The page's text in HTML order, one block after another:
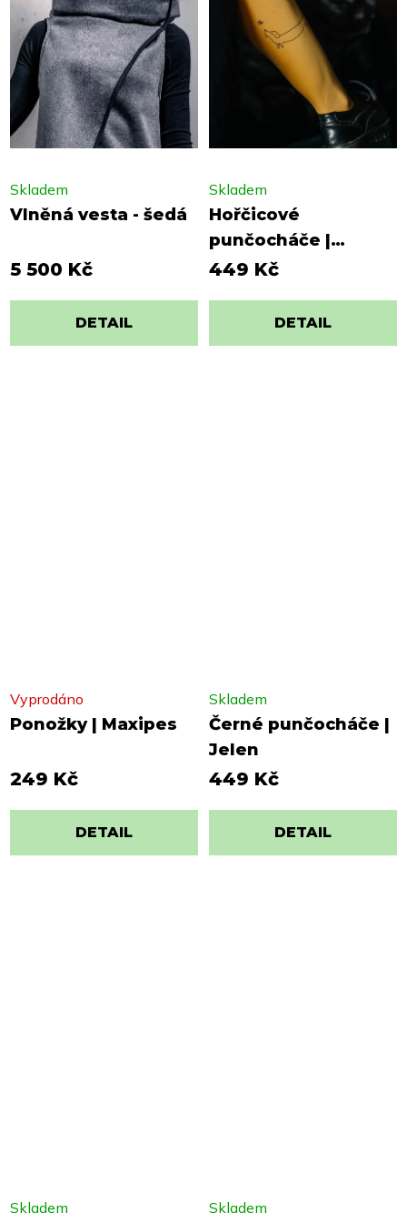
Vlněná vesta - šedá
Skladem
5 500 Kč
DETAIL
Hořčicové
punčocháče |
Jezevčík
Skladem
449 Kč
DETAIL
Ponožky | Maxipes
Vyprodáno
249 Kč
DETAIL
Černé punčocháče |
Jelen
Skladem
449 Kč
DETAIL
Skladem Skladem